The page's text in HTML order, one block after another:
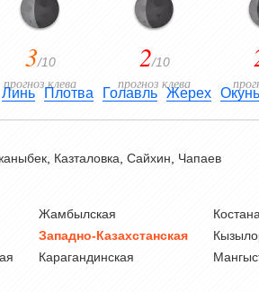
3/10
прогноз клева
2/10
прогноз клева
Линь Плотва Голавль Жерех Окунь
Казталовка Сайхин Чапаев
Жамбылская
Западно-Казахстанская
Карагандинская